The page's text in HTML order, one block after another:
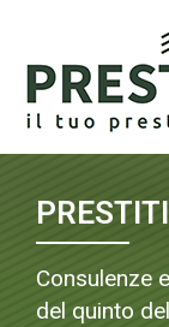
Consulenze
del quinto